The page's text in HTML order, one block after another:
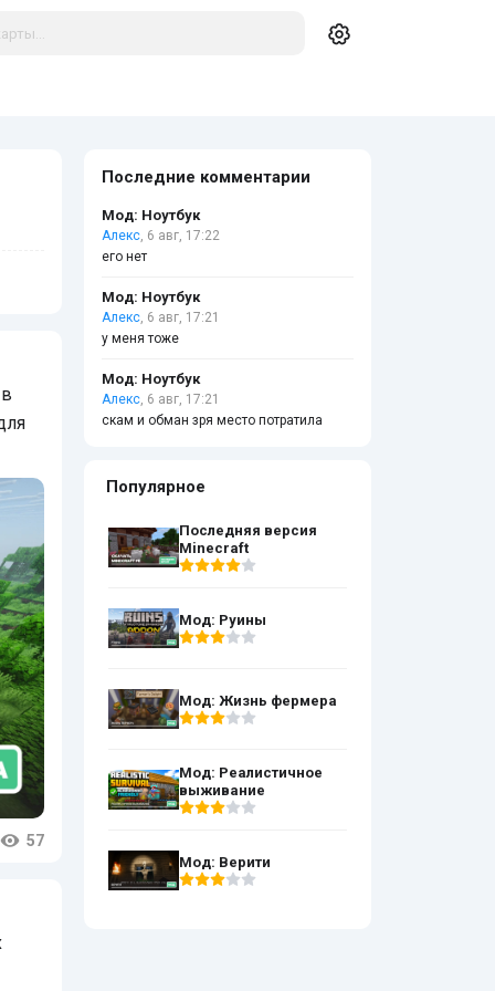
57
Последние комментарии
Мод: Ноутбук
Алекс, 6 авг, 17:22
его нет
Мод: Ноутбук
Алекс, 6 авг, 17:21
у меня тоже
Мод: Ноутбук
Алекс, 6 авг, 17:21
скам и обман зря место потратила
Популярное
Последняя версия
Minecraft
Мод: Руины
Мод: Жизнь фермера
Мод: Реалистичное
выживание
Мод: Верити